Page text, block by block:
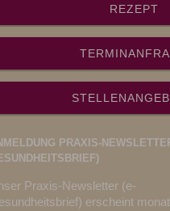
REZEPT
PRAXIS-
Praxis-Newsletter (e-
erscheint